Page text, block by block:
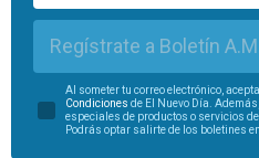
Regístrate a Boletín
Al someter tu correo electrónico,
Condiciones de El Nuevo Día.
especiales de productos o servicios
Podrás optar salirte de los boletines